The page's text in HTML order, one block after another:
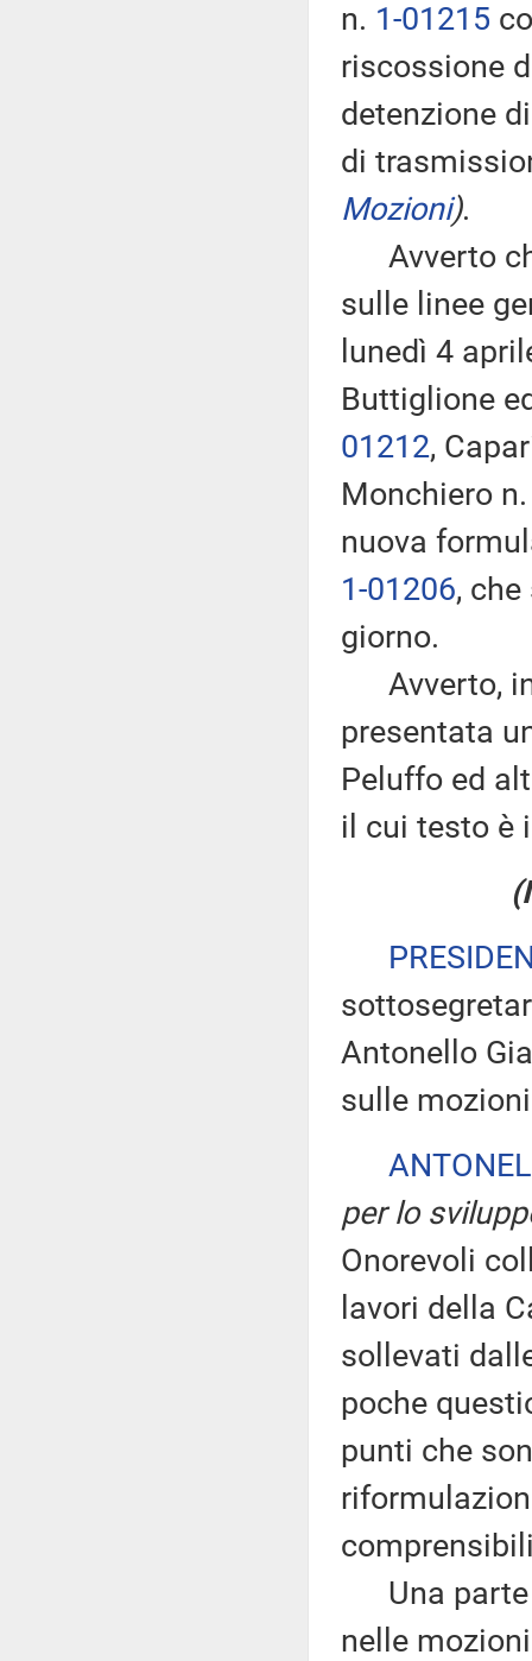
n. 1-01215
riscossione
detenzione
di
Mozioni).
Avverto
sulle linee
lunedì 4
Buttiglione
01212,
Monchiero
nuova
1-01206,
giorno.
Avverto,
presentata
Peluffo ed
il cui testo è
Antonello
sulle
per lo
Onorevoli
lavori della
sollevati
poche
punti che
Una parte
nelle